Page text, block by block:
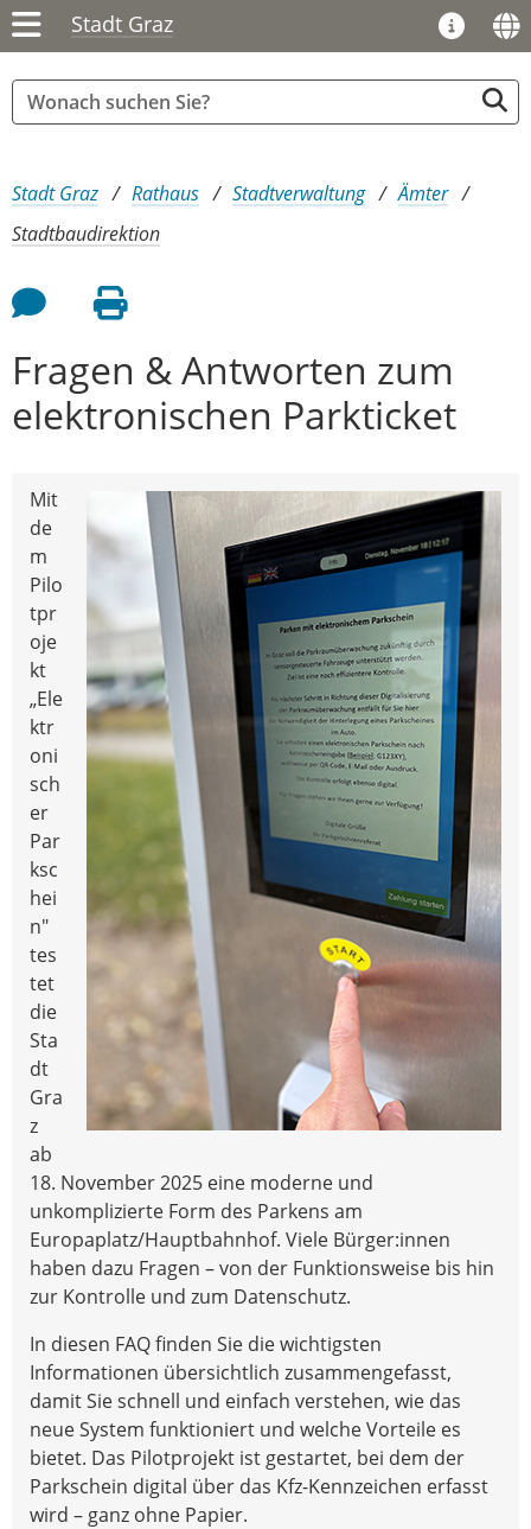
Stadt Graz
Sie sind hier:
Stadt Graz Rathaus Stadtverwaltung
Ämter
Stadtbaudirektion
Feedback an Autor
Seite drucken
Fragen & Antworten zum
elektronischen Parkticket
Mit
de
m
Pilo
tpr
oje
kt
„Ele
ktr
oni
sch
er
Par
ksc
hei
n"
tes
tet
die
Sta
dt
Gra
z
ab
18. November 2025 eine moderne und
unkomplizierte Form des Parkens am
Europaplatz/Hauptbahnhof. Viele Bürger:innen
haben dazu Fragen – von der Funktionsweise bis hin
zur Kontrolle und zum Datenschutz.
In diesen FAQ finden Sie die wichtigsten
Informationen übersichtlich zusammengefasst,
damit Sie schnell und einfach verstehen, wie das
neue System funktioniert und welche Vorteile es
bietet. Das Pilotprojekt ist gestartet, bei dem der
Parkschein digital über das Kfz-Kennzeichen erfasst
wird – ganz ohne Papier.